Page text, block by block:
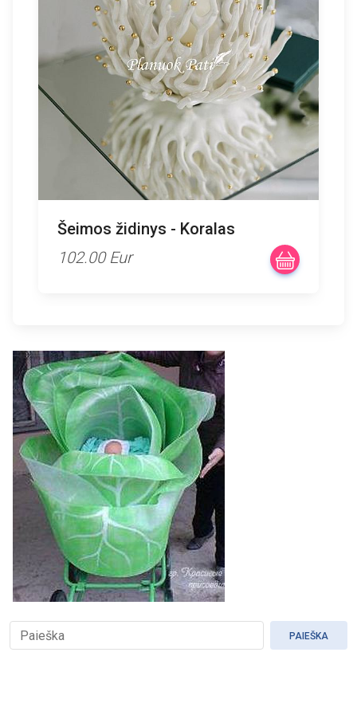
Šeimos židinys - Koralas
102.00 Eur
PAIEŠKA